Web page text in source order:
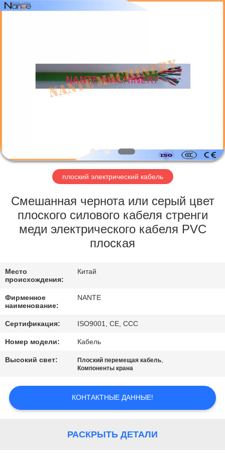
СТРАНИЦА
ПРОДУКТЫ
НАС
ФАБРИКА
КАЧЕСТВО
УПРАВЛЕНИЯ
СВЯЗАТЬСЯ
С
НАМИ
СПРОСИТЕ
ЦИТАТУ
COMPANY
NEWS
Shaoxing
Nante
плоский электрический кабель
Смешанная чернота или серый цвет
плоского силового кабеля стренги
меди электрического кабеля PVC
плоская
Место
происхождения:
Китай
Фирменное
наименование:
NANTE
Сертификация: ISO9001, CE, CCC
Номер модели: Кабель
Высокий свет: Плоский перемещая кабель,
Компоненты крана
КОНТАКТНЫЕ ДАННЫЕ!
РАСКРЫТЬ ДЕТАЛИ